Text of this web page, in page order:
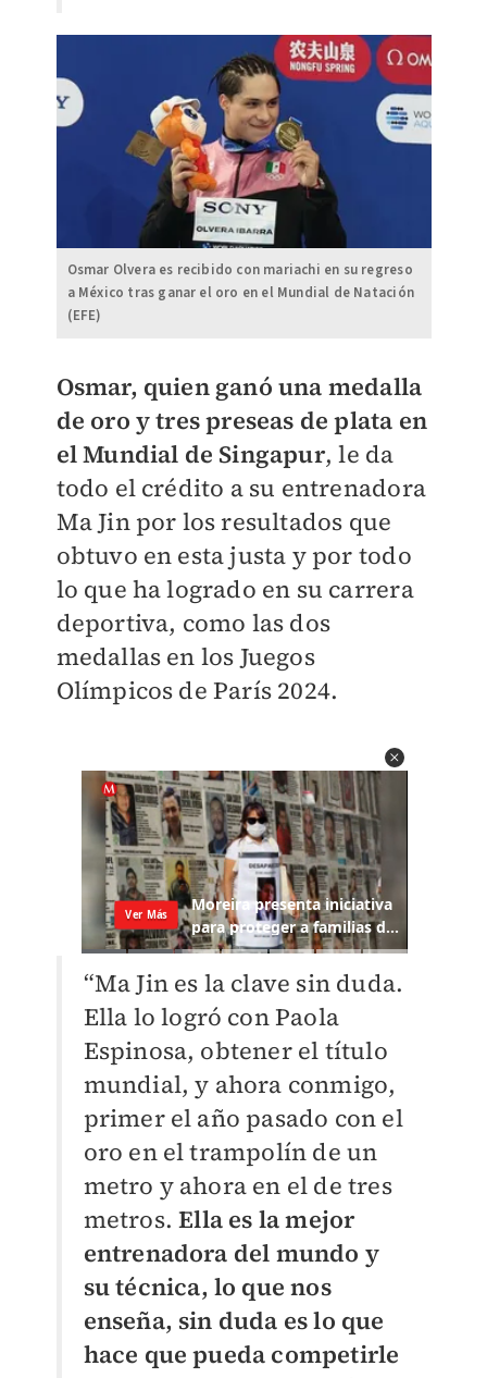
Osmar Olvera es recibido con mariachi en su regreso
a México tras ganar el oro en el Mundial de Natación
(EFE)
​Osmar, quien ganó una medalla
de oro y tres preseas de plata en
el Mundial de Singapur, le da
todo el crédito a su entrenadora
Ma Jin por los resultados que
obtuvo en esta justa y por todo
lo que ha logrado en su carrera
deportiva, como las dos
medallas en los Juegos
Olímpicos de París 2024.
“Ma Jin es la clave sin duda.
Ella lo logró con Paola
Espinosa, obtener el título
mundial, y ahora conmigo,
primer el año pasado con el
oro en el trampolín de un
metro y ahora en el de tres
metros.Ella es la mejor
entrenadora del mundo y
su técnica, lo que nos
enseña, sin duda es lo que
hace que pueda competirle